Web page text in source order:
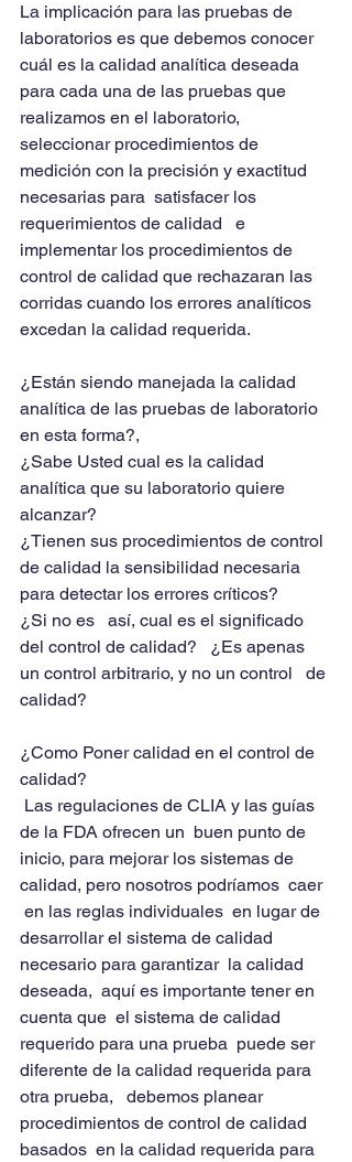
La implicación para las pruebas de
laboratorios es que debemos conocer
cuál es la calidad analítica deseada
para cada una de las pruebas que
realizamos en el laboratorio,
seleccionar procedimientos de
medición con la precisión y exactitud
necesarias para  satisfacer los
requerimientos de calidad   e
implementar los procedimientos de
control de calidad que rechazaran las
corridas cuando los errores analíticos
excedan la calidad requerida.
¿Están siendo manejada la calidad
analítica de las pruebas de laboratorio
en esta forma?,
¿Sabe Usted cual es la calidad
analítica que su laboratorio quiere
alcanzar?
¿Tienen sus procedimientos de control
de calidad la sensibilidad necesaria
para detectar los errores críticos?
¿Si no es   así, cual es el significado
del control de calidad?   ¿Es apenas
un control arbitrario, y no un control   de
calidad?
¿Como Poner calidad en el control de
calidad?
de la FDA ofrecen un  buen punto de
inicio, para mejorar los sistemas de
calidad, pero nosotros podríamos  caer
en las reglas individuales  en lugar de
desarrollar el sistema de calidad
necesario para garantizar  la calidad
deseada,  aquí es importante tener en
cuenta que  el sistema de calidad
requerido para una prueba  puede ser
diferente de la calidad requerida para
otra prueba,   debemos planear
procedimientos de control de calidad
basados  en la calidad requerida para